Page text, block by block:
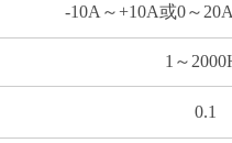
-10A～+10A或0～
1～
0.1